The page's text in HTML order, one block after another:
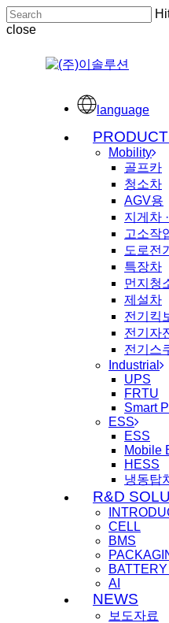
Skip
to
content
close
language
Menu
Mobility
골프카
청소차
AGV용
지게차
고소작
도로전
특장차
먼지청
제설차
전기킥
전기자
전기스
Industrial
UPS
FRTU
Smart
ESS
ESS
Mobile
HESS
냉동탑
R&D
CELL
BMS
AI
NEWS
보도자료